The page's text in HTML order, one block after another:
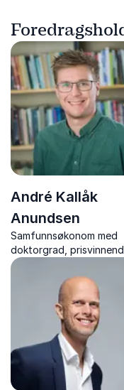
André Kallåk
Anundsen
Samfunnsøkonom med
doktorgrad,
forsker og DN-skribent
gjør økonomi forståelig,
relevant og engasjerende